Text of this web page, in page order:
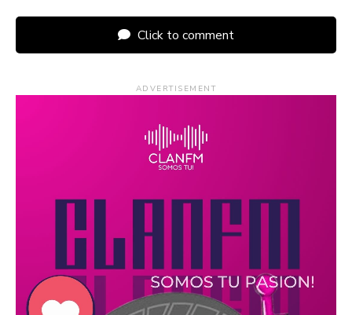
Click to comment
ADVERTISEMENT